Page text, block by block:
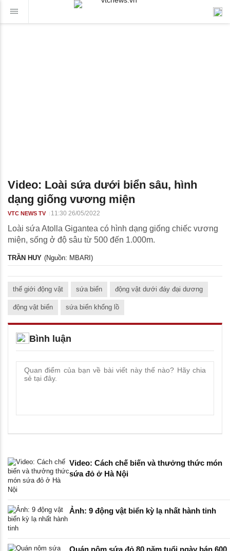
Video: Loài sứa dưới biển sâu, hình
dạng giống vương miện
VTC NEWS TV 11:30 26/05/2022
Loài sứa Atolla Gigantea có hình dạng giống chiếc vương
miện, sống ở độ sâu từ 500 đến 1.000m.
TRẦN HUY (Nguồn: MBARI)
thế giới động vật sứa biển động vật dưới đáy đại dương
động vật biển sứa biển khổng lồ
Bình luận
Video: Cách chế biến và thưởng thức món
sứa đỏ ở Hà Nội
Ảnh: 9 động vật biển kỳ lạ nhất hành tinh